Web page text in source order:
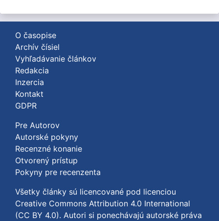
O časopise
Archív čísiel
Vyhľadávanie článkov
Redakcia
Inzercia
Kontakt
GDPR
Pre Autorov
Autorské pokyny
Recenzné konanie
Otvorený prístup
Pokyny pre recenzenta
Všetky články sú licencované pod licenciou
Creative Commons Attribution 4.0 International
(CC BY 4.0). Autori si ponechávajú autorské práva